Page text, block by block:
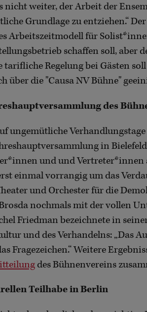
weiter, der Arbeit der
Grundlage zu entziehen.“ Der
Arbeitszeitmodell für
schaffen soll, aber
Regelung bei Gästen
über die "Causa NV Bühne"
des
ungemütliche Verhandlungstage
in
und und Vertreter*innen
einmal vorrangig um das
und Orchester für die
nochmals mit der vollen
Friedman bezeichnete in
und des Verhandelns: „Das
Fragezeichen.“ Weitere
des Bühnenvereins
Teilhabe in Berlin